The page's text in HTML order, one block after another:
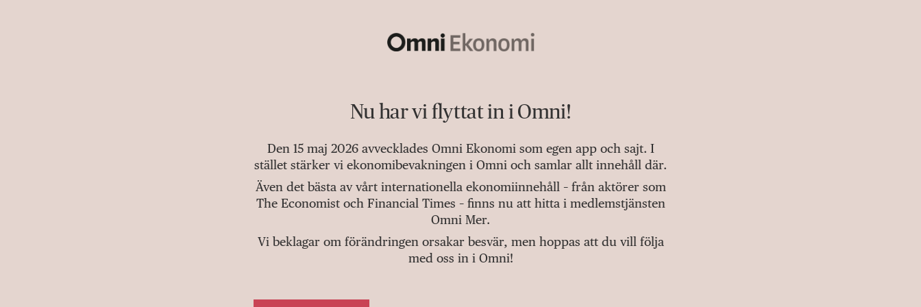
Nu har vi flyttat in i Omni!
Den 15 maj 2026 avvecklades Omni Ekonomi som egen app och sajt. I
stället stärker vi ekonomibevakningen i Omni och samlar allt innehåll där.
Även det bästa av vårt internationella ekonomiinnehåll – från aktörer som
The Economist och Financial Times – finns nu att hitta i medlemstjänsten
Omni Mer.
Vi beklagar om förändringen orsakar besvär, men hoppas att du vill följa
med oss in i Omni!